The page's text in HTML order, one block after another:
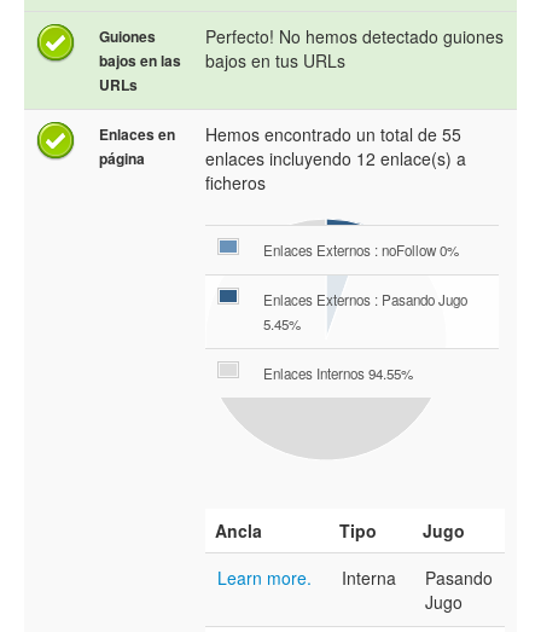
Guiones
bajos en las
URLs
Perfecto! No hemos detectado guiones
bajos en tus URLs
Enlaces en
página
Hemos encontrado un total de 55
enlaces incluyendo 12 enlace(s) a
ficheros
Enlaces Externos : noFollow 0%
Enlaces Externos : Pasando Jugo
5.45%
Enlaces Internos 94.55%
Ancla Tipo
Jugo
Learn more.
Interna
Pasando
Jugo